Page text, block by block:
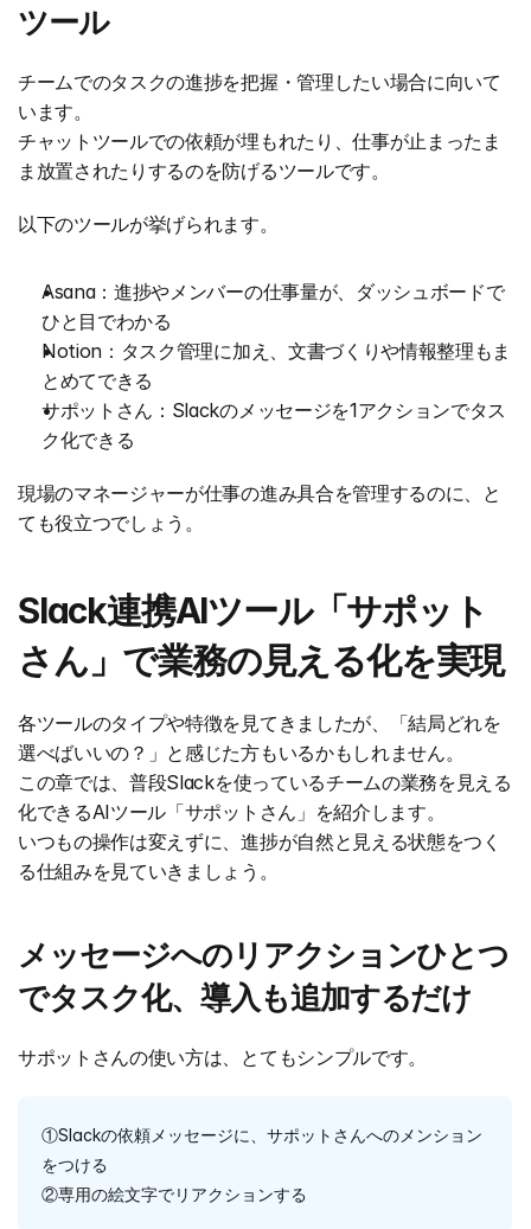
ツール
チームでのタスクの進捗を把握・管理したい場合に向いて
います。
チャットツールでの依頼が埋もれたり、仕事が止まったま
ま放置されたりするのを防げるツールです。
以下のツールが挙げられます。
Asana：進捗やメンバーの仕事量が、ダッシュボードで
ひと目でわかる
Notion：タスク管理に加え、文書づくりや情報整理もま
とめてできる
サポットさん：Slackのメッセージを1アクションでタス
ク化できる
現場のマネージャーが仕事の進み具合を管理するのに、と
ても役立つでしょう。
Slack連携AIツール「サポット
さん」で業務の見える化を実現
各ツールのタイプや特徴を見てきましたが、「結局どれを
選べばいいの？」と感じた方もいるかもしれません。
この章では、普段Slackを使っているチームの業務を見える
化できるAIツール「サポットさん」を紹介します。
いつもの操作は変えずに、進捗が自然と見える状態をつく
る仕組みを見ていきましょう。
メッセージへのリアクションひとつ
でタスク化、導入も追加するだけ
サポットさんの使い方は、とてもシンプルです。
①Slackの依頼メッセージに、サポットさんへのメンション
をつける
②専用の絵文字でリアクションする